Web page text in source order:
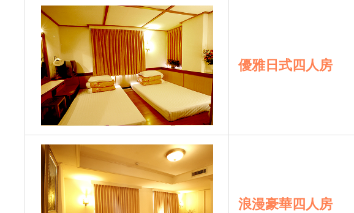
優雅日式四人房
浪漫豪華四人房